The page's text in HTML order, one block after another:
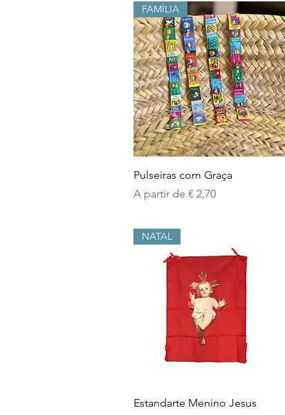
Visualização rápida
FAMÍLIA
Pulseiras com Graça
A partir de € 2,70
Preço promocional
Visualização rápida
NATAL
Estandarte Menino Jesus